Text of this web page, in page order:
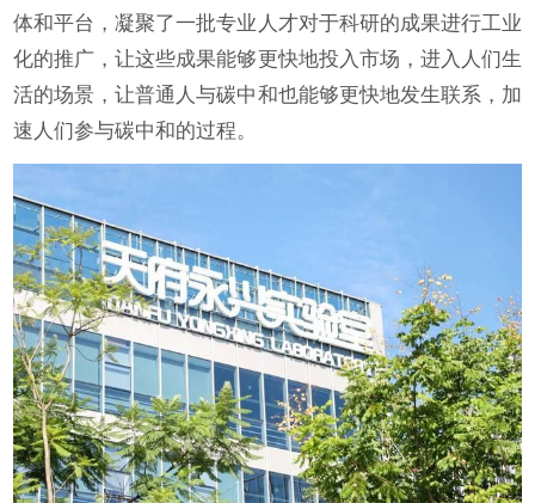
体和平台，凝聚了一批专业人才对于科研的成果进行工业
化的推广，让这些成果能够更快地投入市场，进入人们生
活的场景，让普通人与碳中和也能够更快地发生联系，加
速人们参与碳中和的过程。